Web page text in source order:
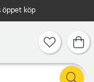
öppet köp